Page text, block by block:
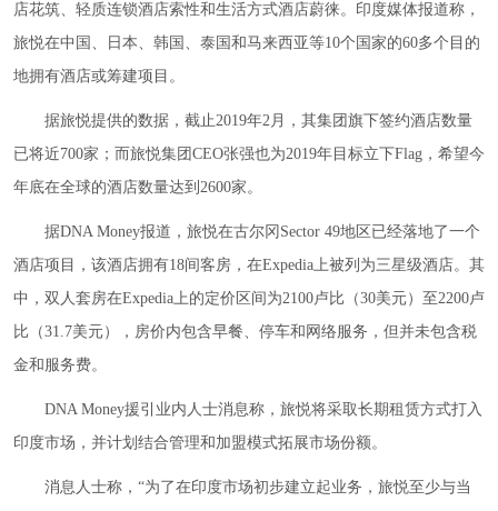
店花筑、轻质连锁酒店索性和生活方式酒店蔚徕。印度媒体报道称，
旅悦在中国、日本、韩国、泰国和马来西亚等10个国家的60多个目的
地拥有酒店或筹建项目。
据旅悦提供的数据，截止2019年2月，其集团旗下签约酒店数量
已将近700家；而旅悦集团CEO张强也为2019年目标立下Flag，希望今
年底在全球的酒店数量达到2600家。
据DNA Money报道，旅悦在古尔冈Sector 49地区已经落地了一个
酒店项目，该酒店拥有18间客房，在Expedia上被列为三星级酒店。其
中，双人套房在Expedia上的定价区间为2100卢比（30美元）至2200卢
比（31.7美元），房价内包含早餐、停车和网络服务，但并未包含税
金和服务费。
DNA Money援引业内人士消息称，旅悦将采取长期租赁方式打入
印度市场，并计划结合管理和加盟模式拓展市场份额。
消息人士称，“为了在印度市场初步建立起业务，旅悦至少与当